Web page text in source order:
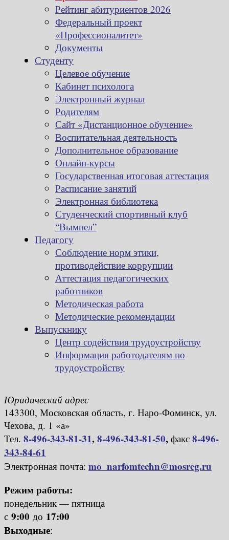
Рейтинг абитуриентов 2026
Федеральный проект
«Профессионалитет»
Документы
Студенту
Целевое обучение
Кабинет психолога
Электронный журнал
Родителям
Сайт «Дистанционное обучение»
Воспитательная деятельность
Дополнительное образование
Онлайн-курсы
Государственная итоговая аттестация
Расписание занятий
Электронная библиотека
Студенческий спортивный клуб
“Вымпел”
Педагогу
Соблюдение норм этики,
противодействие коррупции
Аттестация педагогических
работников
Методическая работа
Методические рекомендации
Выпускнику
Центр содействия трудоустройству
Информация работодателям по
трудоустройству
Юридический адрес
143300, Московская область, г. Наро-Фоминск, ул.
Чехова, д. 1 «а»
Тел. 8-496-343-81-31,8-496-343-81-50, факс 8-496-
343-84-61
Электронная почта: mo_narfomtechn@mosreg.ru
Режим работы:
понедельник — пятница
с 9:00 до 17:00
Выходные: